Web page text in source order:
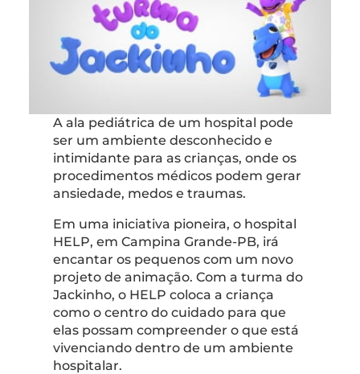
A ala pediátrica de um hospital pode
ser um ambiente desconhecido e
intimidante para as crianças, onde os
procedimentos médicos podem gerar
ansiedade, medos e traumas.
Em uma iniciativa pioneira, o hospital
HELP, em Campina Grande-PB, irá
encantar os pequenos com um novo
projeto de animação. Com a turma do
Jackinho, o HELP coloca a criança
como o centro do cuidado para que
elas possam compreender o que está
vivenciando dentro de um ambiente
hospitalar.